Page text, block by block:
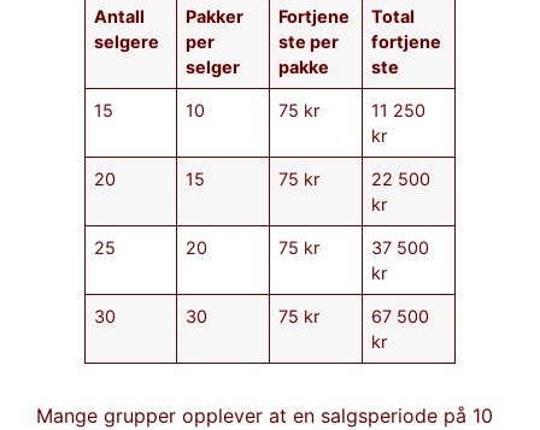
Antall
selgere
Pakker
per
selger
Fortjene
ste per
pakke
Total
fortjene
ste
15 10 75 kr
11 250
kr
20 15 75 kr
22 500
kr
25 20 75 kr
37 500
kr
30 30 75 kr
67 500
kr
Mange grupper opplever at en salgsperiode på 10